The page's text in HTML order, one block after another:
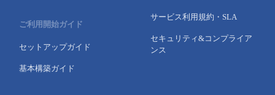
ご利用開始ガイド
セットアップガイド
基本構築ガイド
サービス利用規約・SLA
セキュリティ&コンプライア
ンス